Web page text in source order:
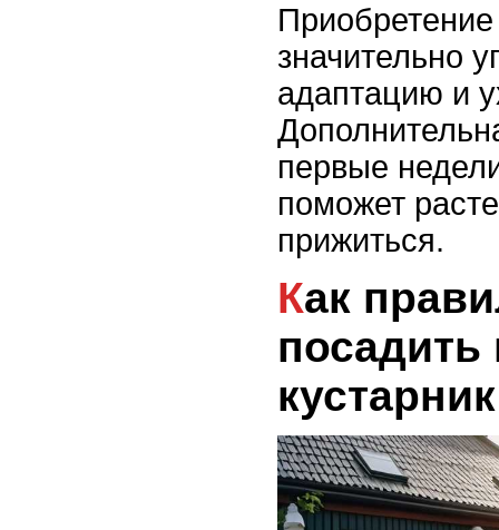
значительно
адаптацию и
первые
поможет
прижиться.
Как правильно
кустарник